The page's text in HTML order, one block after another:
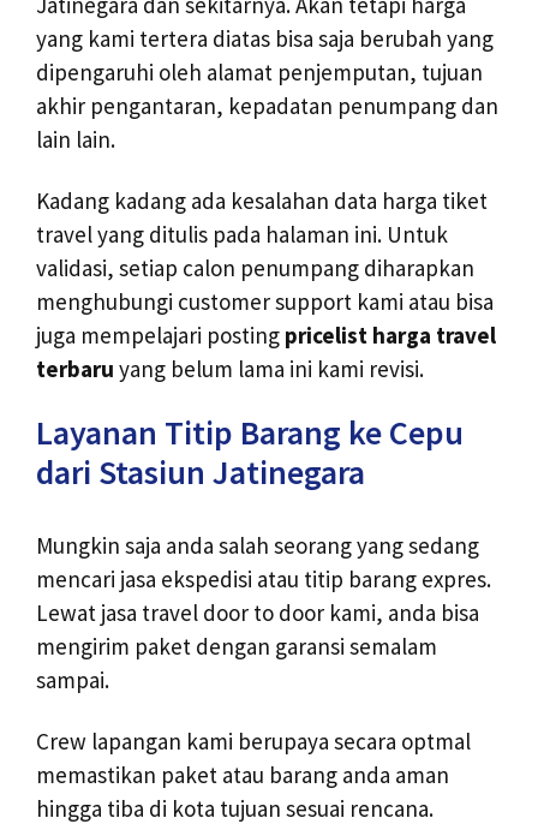
yang kami tertera diatas bisa saja berubah yang
dipengaruhi oleh alamat penjemputan, tujuan
akhir pengantaran, kepadatan penumpang dan
lain lain.
Kadang kadang ada kesalahan data harga tiket
travel yang ditulis pada halaman ini. Untuk
validasi, setiap calon penumpang diharapkan
menghubungi customer support kami atau bisa
juga mempelajari posting pricelist harga travel
terbaru yang belum lama ini kami revisi.
Layanan Titip Barang ke Cepu
dari Stasiun Jatinegara
Mungkin saja anda salah seorang yang sedang
mencari jasa ekspedisi atau titip barang expres.
Lewat jasa travel door to door kami, anda bisa
mengirim paket dengan garansi semalam
sampai.
Crew lapangan kami berupaya secara optmal
memastikan paket atau barang anda aman
hingga tiba di kota tujuan sesuai rencana.